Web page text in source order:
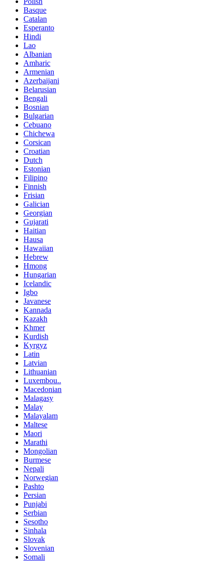
Basque
Catalan
Esperanto
Hindi
Lao
Albanian
Amharic
Armenian
Azerbaijani
Belarusian
Bengali
Bosnian
Bulgarian
Cebuano
Chichewa
Corsican
Croatian
Dutch
Estonian
Filipino
Finnish
Frisian
Galician
Georgian
Gujarati
Haitian
Hausa
Hawaiian
Hebrew
Hmong
Hungarian
Icelandic
Igbo
Javanese
Kannada
Kazakh
Khmer
Kurdish
Kyrgyz
Latin
Latvian
Lithuanian
Luxembou..
Macedonian
Malagasy
Malay
Malayalam
Maltese
Maori
Marathi
Mongolian
Burmese
Nepali
Norwegian
Pashto
Persian
Punjabi
Serbian
Sesotho
Sinhala
Slovak
Slovenian
Somali